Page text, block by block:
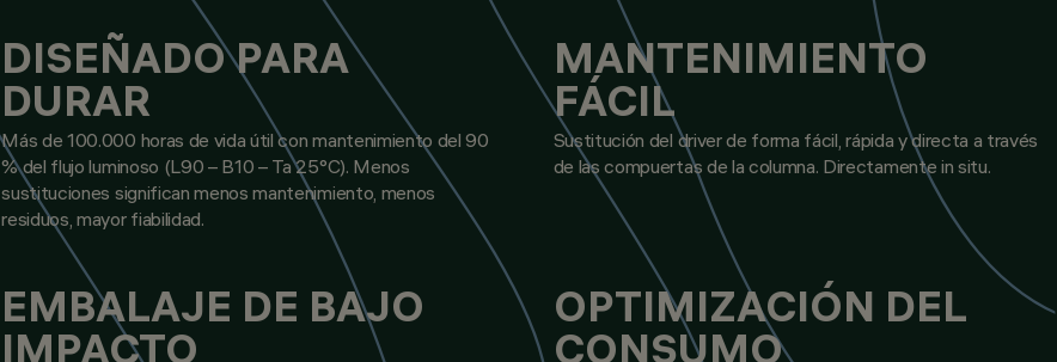
DISEÑADO PARA
DURAR
Más de 100.000 horas de vida útil con mantenimiento del 90
% del flujo luminoso (L90 – B10 – Ta 25°C). Menos
sustituciones significan menos mantenimiento, menos
residuos, mayor fiabilidad.
MANTENIMIENTO
FÁCIL
Sustitución del driver de forma fácil, rápida y directa a través
de las compuertas de la columna. Directamente in situ.
EMBALAJE DE BAJO
IMPACTO
OPTIMIZACIÓN DEL
CONSUMO